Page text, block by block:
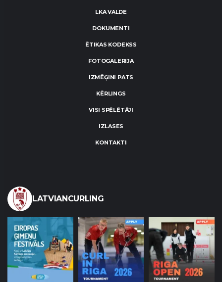
LKA VALDE
DOKUMENTI
ĒTIKAS KODEKSS
FOTOGALERIJA
IZMĒĢINI PATS
KĒRLINGS
VISI SPĒLĒTĀJI
IZLASES
KONTAKTI
LATVIANCURLING